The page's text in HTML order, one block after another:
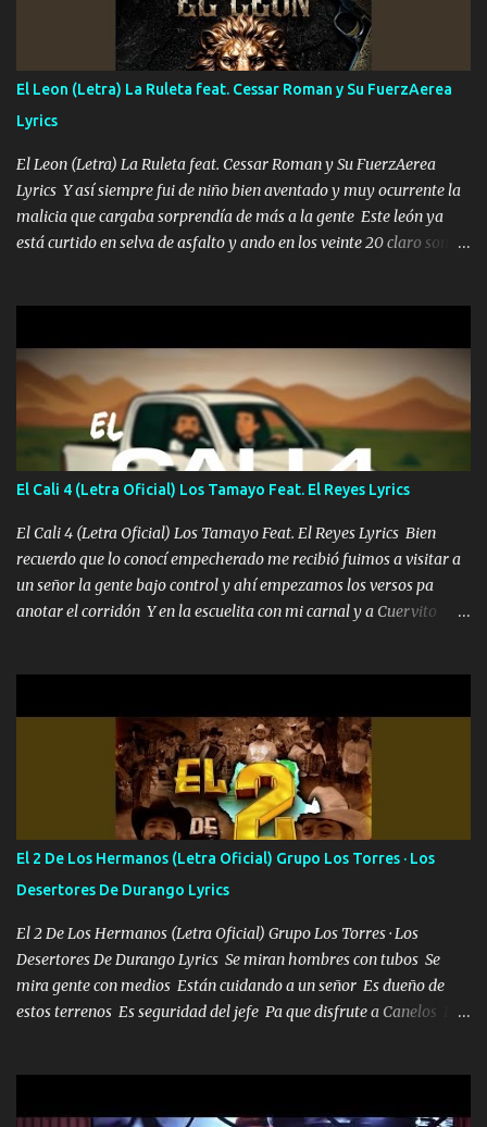
me fajó una Glock siempre armado todas las generaciones yo
traigo El chiste es que hago lo que quiero pues así soy me mandó
yo tengo el control a todos yo les paro el dedo soy hocicon un
malcriado un malandrón Que Les importa no saben nada falsas
las risas las que me miran hay gente corriente no quieren ve...
El Leon (Letra) La Ruleta feat. Cessar Roman y Su FuerzAerea
Lyrics
El Leon (Letra) La Ruleta feat. Cessar Roman y Su FuerzAerea
Lyrics Y así siempre fui de niño bien aventado y muy ocurrente la
malicia que cargaba sorprendía de más a la gente Este león ya
está curtido en selva de asfalto y ando en los veinte 20 claro son
pa más pues hay charola les voy a dar hasta topar pues no hay de
otra Música Surcando bien mi camino voy por mi línea no veo a
los lados aquel que no corre vuela no se me duerm voy chicoteado
Ya pasé varias hazañas ya tienen rato que me agarran el colmillo
de este León los estatales no sé esperaron Al tiro esta la PrimiZa
también la nueve que cargo al lado doy la mano al que su amigo y
al traicionero damos pa abajo Y No me paran aquí hay pa más
pues hay charola les voy a dar hasta topar pues no hay de otra...
El Cali 4 (Letra Oficial) Los Tamayo Feat. El Reyes Lyrics
El Cali 4 (Letra Oficial) Los Tamayo Feat. El Reyes Lyrics Bien
recuerdo que lo conocí empecherado me recibió fuimos a visitar a
un señor la gente bajo control y ahí empezamos los versos pa
anotar el corridón Y en la escuelita con mi carnal y a Cuervito
camisa es color Verde y peleam0s la Bandera por todita a la ciudad
con los drones patrullando la Frontera De Tijuana Bulevares
Bellas Artes me ve en las blancas ya hace falta mi APA FLACO
verde se le extraña pa que sepan Aquí Pura GENTE DE LA RANA 🐸
POR CLAVE ES EL CALI 4 EN LA CIUDAD TIJUANA Música Al
tirante andamos mi carnal atento a cualquier necesidad no porque
se ve limpio el camino nos confiamos al andar y nunca con la
misma piedra me vuelvo a tropezar Cuando ando de enamorado
en corto me tiró a per...
El 2 De Los Hermanos (Letra Oficial) Grupo Los Torres · Los
Desertores De Durango Lyrics
El 2 De Los Hermanos (Letra Oficial) Grupo Los Torres · Los
Desertores De Durango Lyrics Se miran hombres con tubos Se
mira gente con medios Están cuidando a un señor Es dueño de
estos terrenos Es seguridad del jefe Pa que disfrute a Canelos Es
ni tampoco las mujeres porque es platica de grandes por eso hay